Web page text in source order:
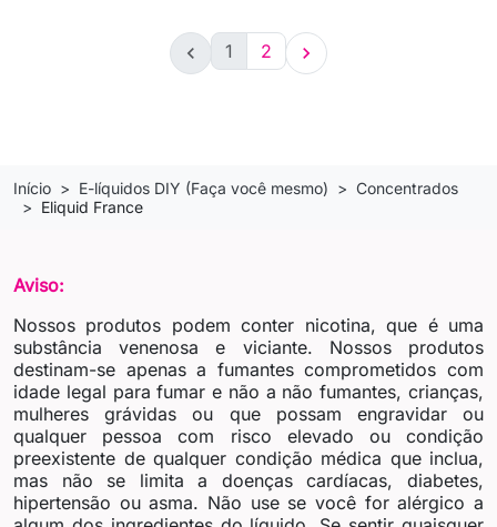
 1 2 
Início E-líquidos DIY (Faça você mesmo)
Concentrados
Eliquid France
Aviso:
Nossos produtos podem conter nicotina, que é uma
substância venenosa e viciante. Nossos produtos
destinam-se apenas a fumantes comprometidos com
idade legal para fumar e não a não fumantes, crianças,
mulheres grávidas ou que possam engravidar ou
qualquer pessoa com risco elevado ou condição
preexistente de qualquer condição médica que inclua,
mas não se limita a doenças cardíacas, diabetes,
hipertensão ou asma. Não use se você for alérgico a